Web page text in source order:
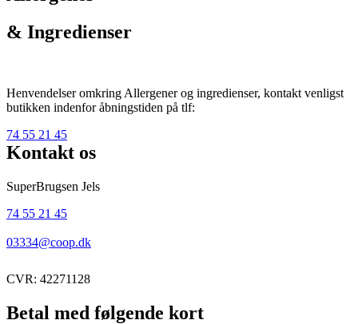
& Ingredienser
Henvendelser omkring Allergener og ingredienser, kontakt venligst
butikken indenfor åbningstiden på tlf:
74 55 21 45
Kontakt os
SuperBrugsen Jels
74 55 21 45
03334@coop.dk
CVR: 42271128
Betal med følgende kort